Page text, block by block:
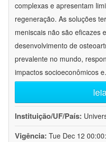
complexas e apresentam
regeneração. As soluções
meniscais não são eficazes
desenvolvimento de
prevalente no mundo,
impactos socioeconômicos e
Instituição/UF/País:
Vigência: Tue Dec 12